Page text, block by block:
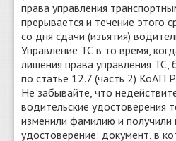
права управления
прерывается и течение этого
со дня сдачи (изъятия)
Управление ТС в то время,
лишения права управления ТС,
по статье 12.7 (часть 2) КоАП
Не забывайте, что
водительские удостоверения
изменили фамилию и получили
удостоверение: документ, в